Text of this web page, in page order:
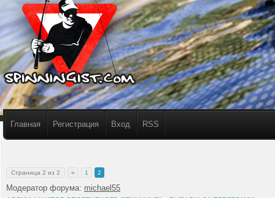
Главная Регистрация Вход RSS
Страница 2 из 2 « 1 2
Модератор форума: michael55